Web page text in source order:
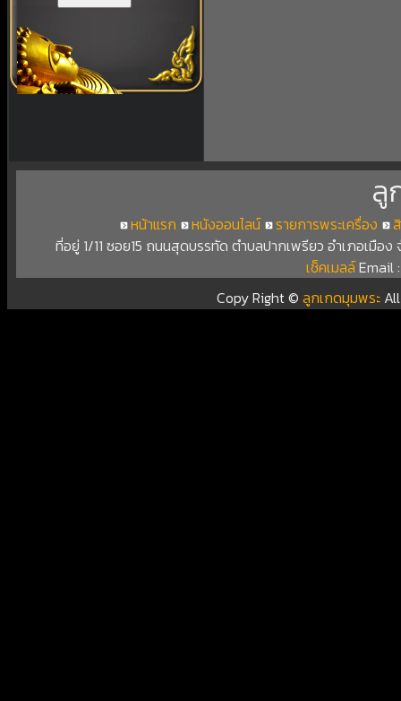
ลู
หน้าแรก หนังออนไลน์ รายการพระเครื่อง
ที่อยู่ 1/11 ซอย15 ถนนสุดบรรทัด ตำบลปากเพรียว อำเภอเมือ
เช็คเมลล์Email
Copy Right ©ลูกเกดมุมพระ